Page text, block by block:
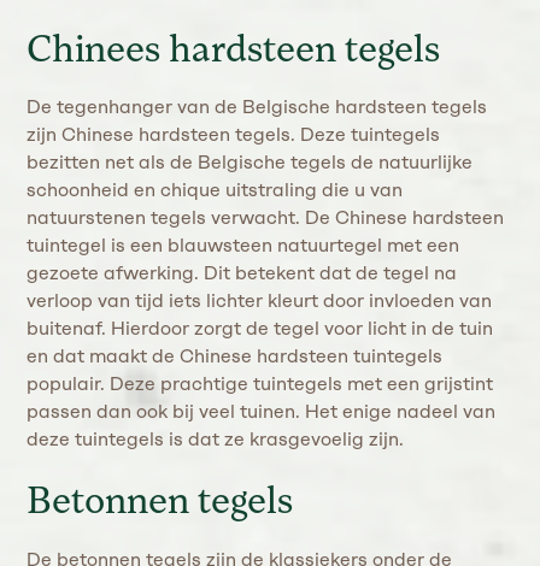
Chinees hardsteen tegels
De tegenhanger van de Belgische hardsteen tegels
zijn Chinese hardsteen tegels. Deze tuintegels
bezitten net als de Belgische tegels de natuurlijke
schoonheid en chique uitstraling die u van
natuurstenen tegels verwacht. De Chinese hardsteen
tuintegel is een blauwsteen natuurtegel met een
gezoete afwerking. Dit betekent dat de tegel na
verloop van tijd iets lichter kleurt door invloeden van
buitenaf. Hierdoor zorgt de tegel voor licht in de tuin
en dat maakt de Chinese hardsteen tuintegels
populair. Deze prachtige tuintegels met een grijstint
passen dan ook bij veel tuinen. Het enige nadeel van
deze tuintegels is dat ze krasgevoelig zijn.
Betonnen tegels
De betonnen tegels zijn de klassiekers onder de